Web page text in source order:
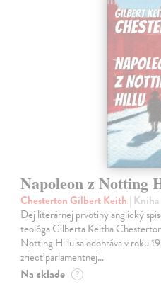
Napoleon z Notting
Chesterton Gilbert Keith | Kniha
Dej literárnej prvotiny anglický
teológa Gilberta Keitha
Notting Hillu sa odohráva v roku
zriecť parlamentnej…
Na sklade ?